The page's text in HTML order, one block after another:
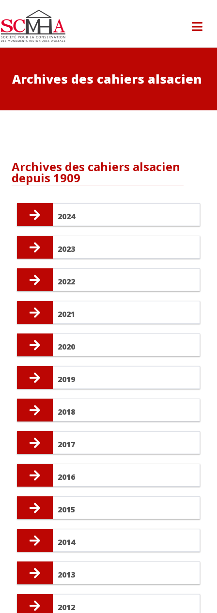
Archives des cahiers alsacien
Archives des cahiers alsacien
depuis 1909
2024
2023
2022
2021
2020
2019
2018
2017
2016
2015
2014
2013
2012